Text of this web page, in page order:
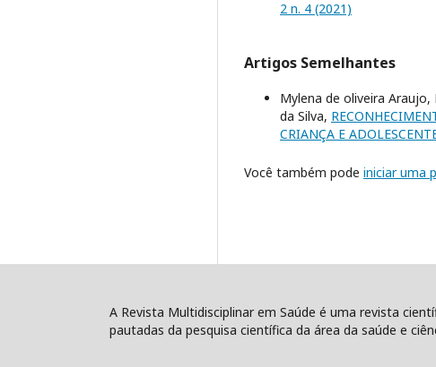
2 n. 4 (2021)
Artigos Semelhantes
Mylena de oliveira Araujo,
da Silva,
CRIANÇA E
Você também pode iniciar uma
A Revista Multidisciplinar em Saúde é uma revista
pautadas da pesquisa científica da área da saúde e